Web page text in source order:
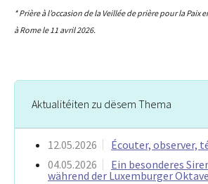
* Prière à l’occasion de la Veillée de prière pour la Paix
à Rome le 11 avril 2026.
Aktualitéiten zu dësem Thema
12.05.2026
Écouter, observer,
04.05.2026
Ein besonderes
während der Luxemburger Oktave